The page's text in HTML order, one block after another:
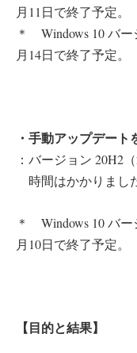
月11日で終了予定。
＊ Windows 10 バー
月14日で終了予定。
・手動アップデー
：バージョン 20H2（
時間はかかりまし
＊ Windows 10 バー
月10日で終了予定。
【目的と結果】